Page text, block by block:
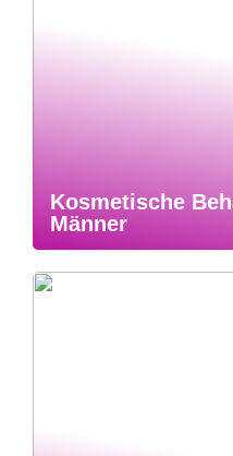
Kosmetische
Männer